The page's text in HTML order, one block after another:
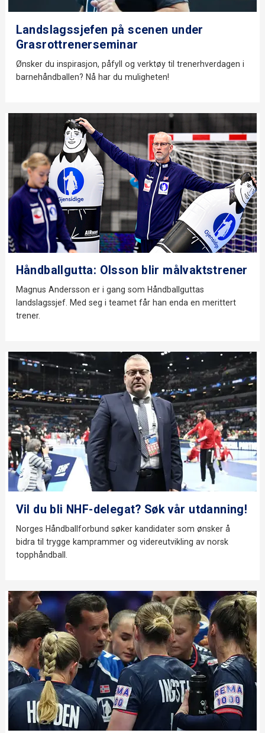
Landslagssjefen på scenen under
Grasrottrenerseminar
Ønsker du inspirasjon, påfyll og verktøy til trenerhverdagen i
barnehåndballen? Nå har du muligheten!
Håndballgutta: Olsson blir målvaktstrener
Magnus Andersson er i gang som Håndballguttas
landslagssjef. Med seg i teamet får han enda en merittert
trener.
Vil du bli NHF-delegat? Søk vår utdanning!
Norges Håndballforbund søker kandidater som ønsker å
bidra til trygge kamprammer og videreutvikling av norsk
topphåndball.